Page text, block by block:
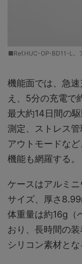
■Ref.HUC-OP-BD11-L。
機能面では、急
え、5分の充電で
最大約14日間の
測定、ストレス
アウトモードな
機能も網羅する。
ケースはアルミ
サイズ、厚さ
体重量は約16g（
おり、長時間の
シリコン素材とな